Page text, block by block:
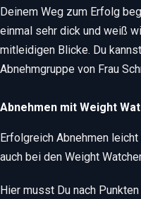
Deinem Weg zum Erfolg
einmal sehr dick und weiß
mitleidigen Blicke. Du
Abnehmgruppe von Frau
Abnehmen mit Weight
Erfolgreich Abnehmen leicht
auch bei den Weight
Hier musst Du nach